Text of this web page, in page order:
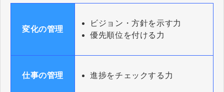
変化の管理
ビジョン・方針を示す力
優先順位を付ける力
仕事の管理 進捗をチェックする力